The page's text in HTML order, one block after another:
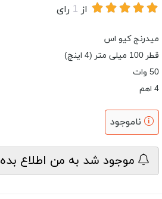
از 1 رای
میدرنج کیو اس
قطر 100 میلی متر (4 اینچ)
50 وات
4 اهم
ناموجود
موجود شد به من اطلاع بده